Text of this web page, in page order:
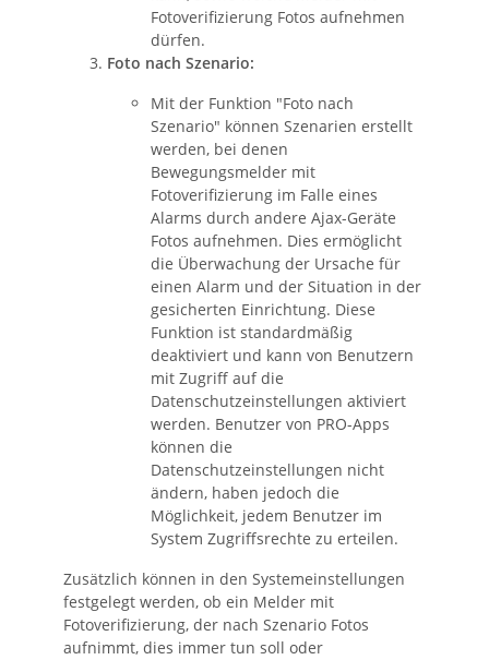
Fotoverifizierung Fotos aufnehmen
dürfen.
Foto nach Szenario:
Mit der Funktion "Foto nach
Szenario" können Szenarien erstellt
werden, bei denen
Bewegungsmelder mit
Fotoverifizierung im Falle eines
Alarms durch andere Ajax-Geräte
Fotos aufnehmen. Dies ermöglicht
die Überwachung der Ursache für
einen Alarm und der Situation in der
gesicherten Einrichtung. Diese
Funktion ist standardmäßig
deaktiviert und kann von Benutzern
mit Zugriff auf die
Datenschutzeinstellungen aktiviert
werden. Benutzer von PRO-Apps
können die
Datenschutzeinstellungen nicht
ändern, haben jedoch die
Möglichkeit, jedem Benutzer im
System Zugriffsrechte zu erteilen.
Zusätzlich können in den Systemeinstellungen
festgelegt werden, ob ein Melder mit
Fotoverifizierung, der nach Szenario Fotos
aufnimmt, dies immer tun soll oder